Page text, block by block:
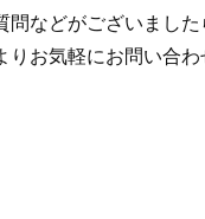
などがございました
お気軽にお問い合わ